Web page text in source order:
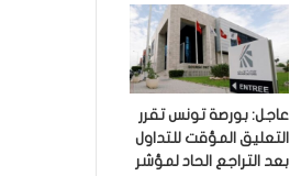
عاجل: بورصة تونس تقرر
التعليق المؤقت للتداول
بعد التراجع الحاد لمؤشر